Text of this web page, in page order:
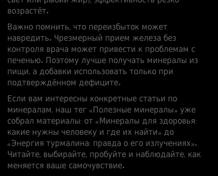
возрастёт.
Важно помнить, что переизбыток может
навредить. Чрезмерный прием железа без
контроля врача может привести к проблемам с
печенью. Поэтому лучше получать минералы из
пищи, а добавки использовать только при
подтверждённом дефиците.
Если вам интересны конкретные статьи по
минералам, наш тег «Полезные минералы» уже
собрал материалы: от «Минералы для здоровья:
какие нужны человеку и где их найти» до
«Энергия турмалина: правда о его излучениях».
Читайте, выбирайте, пробуйте и наблюдайте, как
меняется ваше самочувствие.